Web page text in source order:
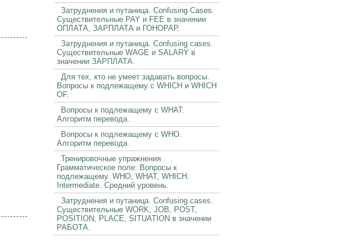
Затруднения и путаница. Confusing Cases.
Существительные PAY и FEE в значении
ОПЛАТА, ЗАРПЛАТА и ГОНОРАР.
Затруднения и путаница. Confusing cases.
Существительные WAGE и SALARY в
значении ЗАРПЛАТА.
Для тех, кто не умеет задавать вопросы.
Вопросы к подлежащему с WHICH и WHICH
OF.
Вопросы к подлежащему с WHAT.
Алгоритм перевода.
Вопросы к подлежащему с WHO.
Алгоритм перевода.
Тренировочные упражнения.
Грамматическое поле: Вопросы к
подлежащему. WHO, WHAT, WHICH.
Intermediate. Средний уровень.
Затруднения и путаница. Confusing cases.
Существительные WORK, JOB, POST,
POSITION, PLACE, SITUATION в значении
РАБОТА.